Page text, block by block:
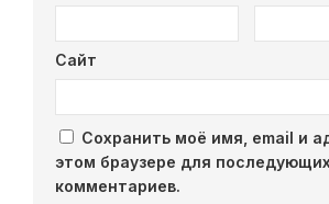
Сайт
Сохранить моё имя, email и
этом браузере для
комментариев.